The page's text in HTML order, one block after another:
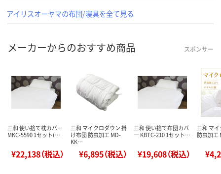
アイリスオーヤマの布団/寝具を全て見る
メーカーからのおすすめ商品 スポンサー
三和 使い捨て枕カバー
MKC-5590 1セット(…
¥22,138（税込）
三和 マイクロダウン 掛
け布団 防虫加工 MD-
KK…
¥6,895（税込）
三和 使い捨て布団カバ
ー KBTC-210 1セット…
¥19,608（税込）
三和 マ
防虫加